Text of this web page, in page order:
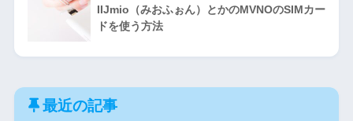
IIJmio（みおふぉん）とかのMVNOのSIMカー
ドを使う方法
最近の記事